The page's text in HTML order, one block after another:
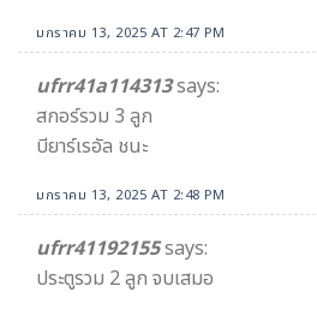
มกราคม 13, 2025 AT 2:47 PM
ufrr41a114313says:
สกอร์รวม 3 ลูก
บียาร์เรอัล ชนะ
มกราคม 13, 2025 AT 2:48 PM
ufrr41192155says:
ประตูรวม 2 ลูก จบเสมอ